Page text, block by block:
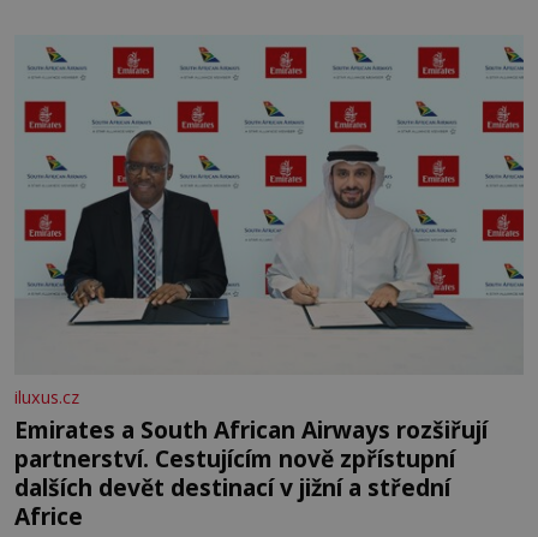
letního koupání. Stačí se však podívat
iluxus.cz
Emirates a South African Airways rozšiřují
partnerství. Cestujícím nově zpřístupní
dalších devět destinací v jižní a střední
Africe